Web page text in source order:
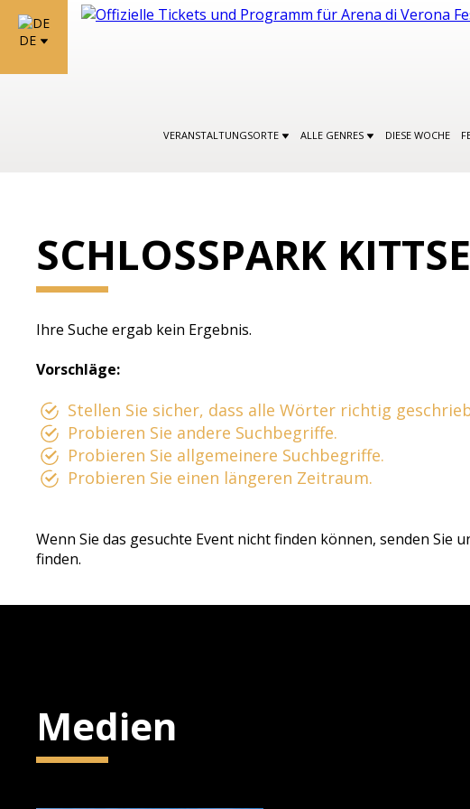
DE
VERANSTALTUNGSORTE ALLE GENRES DIESE WOCHE
SCHLOSSPARK
Ihre Suche ergab kein Ergebnis.
Vorschläge:
Stellen Sie sicher, dass alle Wörter richtig
Probieren Sie andere Suchbegriffe.
Probieren Sie allgemeinere Suchbegriffe.
Probieren Sie einen längeren Zeitraum.
Wenn Sie das gesuchte Event nicht finden können, senden Sie
finden.
Medien